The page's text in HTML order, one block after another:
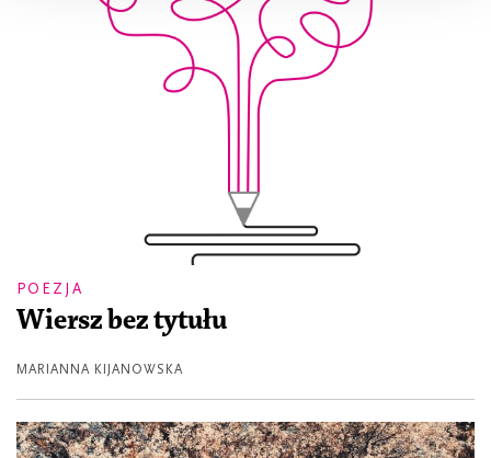
POEZJA
Wiersz bez tytułu
MARIANNA KIJANOWSKA